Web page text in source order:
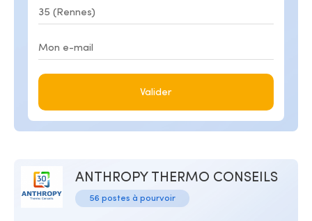
Valider
ANTHROPY THERMO CONSEILS
56 postes à pourvoir